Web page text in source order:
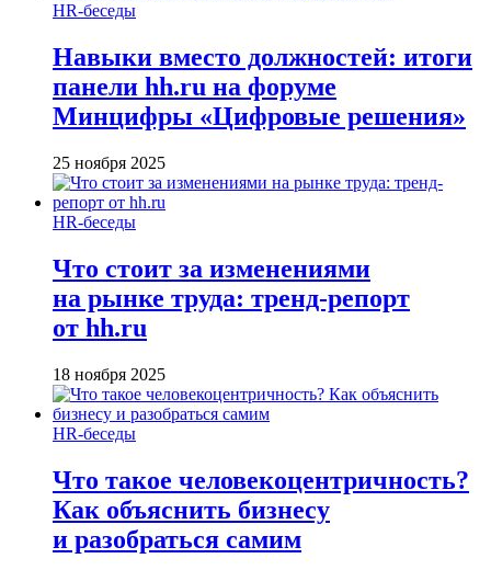
HR-беседы
Навыки вместо должностей: итоги
панели hh.ru на форуме
Минцифры «Цифровые решения»
25 ноября 2025
HR-беседы
Что стоит за изменениями
на рынке труда: тренд-репорт
от hh.ru
18 ноября 2025
HR-беседы
Что такое человеко­центричность?
Как объяснить бизнесу
и разобраться самим